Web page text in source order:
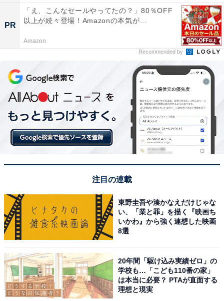
PR
「え、こんなセールやってたの？」80％OFF
以上が続々登場！Amazonの本気が...
Amazon
Recommended by
注目の連載
東野圭吾や湊かなえだけじゃな
い、「業と罪」を描く『映画ち
いかわ』から強く連想した映画
8選
20年間「駆け込み実績ゼロ」の
学校も…「こども110番の家」
は本当に必要？ PTAが直面する
理想と現実